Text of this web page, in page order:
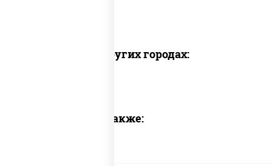
Доставка в других городах:
Предлагаем также: